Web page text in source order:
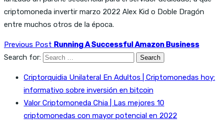
criptomoneda invertir marzo 2022 Alex Kid o Doble Dragón
entre muchos otros de la época.
Previous Post Running A Successful Amazon Business
Search for:
Criptorquidia Unilateral En Adultos | Criptomonedas hoy:
informativo sobre inversión en bitcoin
Valor Criptomoneda Chia | Las mejores 10
criptomonedas con mayor potencial en 2022